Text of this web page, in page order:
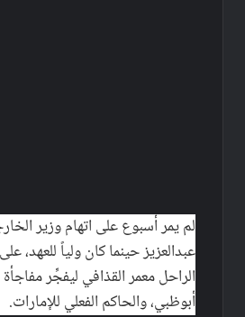
لم يمر أسبوع على اتهام وزير
عبدالعزيز حينما كان ولياً
الراحل معمر القذافي ليفجِّر
أبوظبي، والحاكم الفعلي للإمارات.